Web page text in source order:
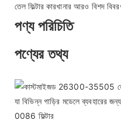
তেল ফিল্টার কারখানার আরও বিশদ
পণ্য পরিচিতি
পণ্যের তথ্য